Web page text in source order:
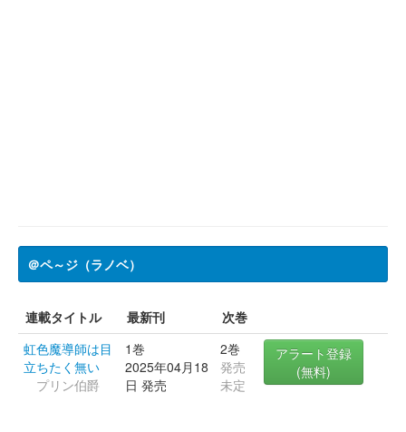
＠ペ～ジ（ラノベ）
連載タイトル 最新刊
次巻
虹色魔導師は目
立ちたく無い
プリン伯爵
1巻
2025年04月18
日 発売
2巻
発売
未定
アラート登録
(無料)